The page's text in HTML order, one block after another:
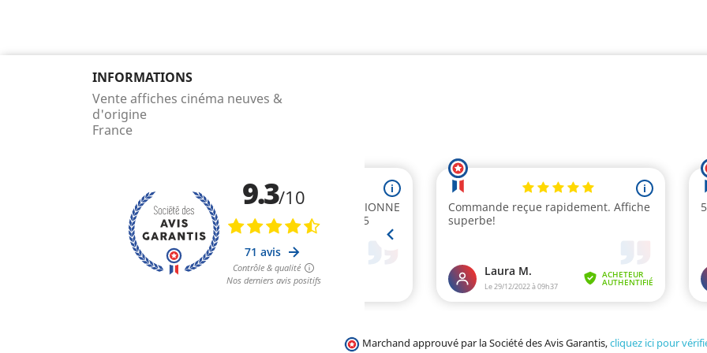
INFORMATIONS
Vente affiches cinéma neuves &
d'origine
France
Marchand approuvé par la Société des Avis Garantis,cliquez ici pour